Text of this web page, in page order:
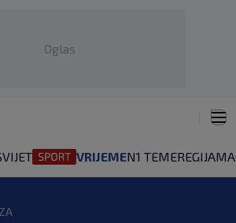
Oglas
VRIJEMEN1 TEMEREGIJA